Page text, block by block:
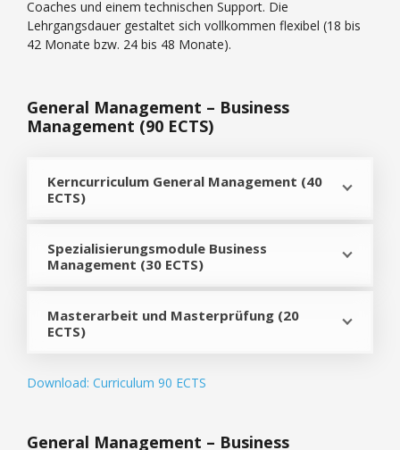
Coaches und einem technischen Support. Die
Lehrgangsdauer gestaltet sich vollkommen flexibel (18 bis
42 Monate bzw. 24 bis 48 Monate).
General Management – Business
Management (90 ECTS)
Kerncurriculum General Management (40
ECTS)
Spezialisierungsmodule Business
Management (30 ECTS)
Masterarbeit und Masterprüfung (20
ECTS)
Download: Curriculum 90 ECTS
General Management – Business